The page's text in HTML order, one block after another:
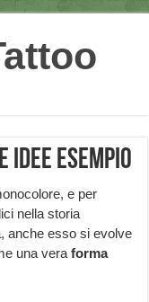
esempio
e per
nella storia
anche esso si evolve
una veraforma